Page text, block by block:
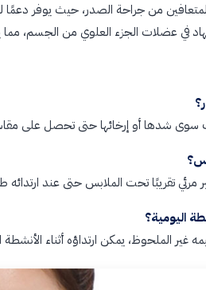
المتعافين من جراحة الصدر، حيث يوفر
في عضلات الجزء العلوي من الجسم، مما
سوى شدها أو إرخائها حتى تحصل على
تقريبًا تحت الملابس حتى عند ارتدائه
اليومية؟
غير الملحوظ، يمكن ارتداؤه أثناء الأنشطة